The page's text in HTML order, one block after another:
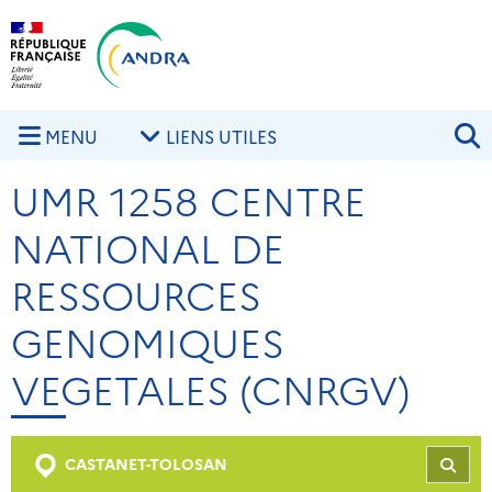
Aller au contenu principal
MENU LIENS UTILES
UMR 1258 CENTRE
NATIONAL DE
RESSOURCES
GENOMIQUES
VEGETALES (CNRGV)
CASTANET-TOLOSAN